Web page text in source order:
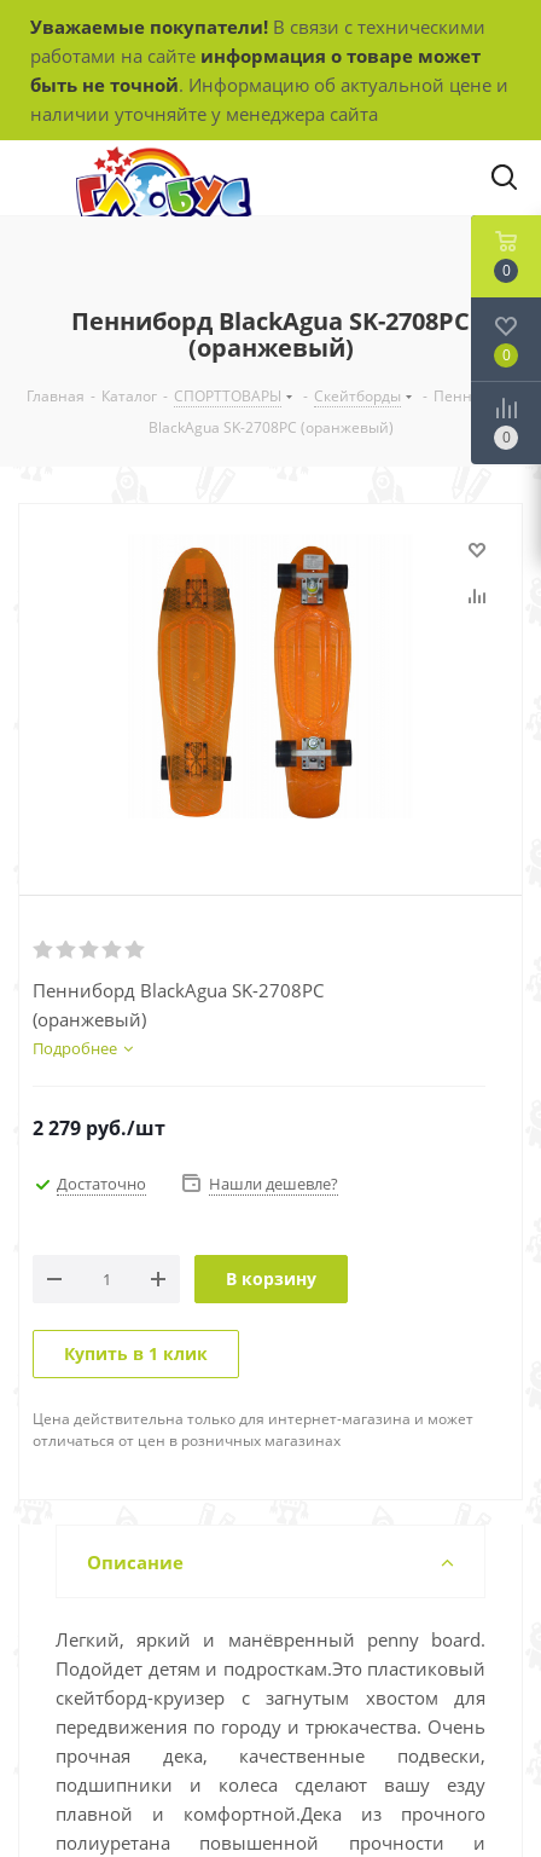
Уважаемые покупатели! В связи с техническими
работами на сайте информация о товаре может
быть не точной. Информацию об актуальной цене и
наличии уточняйте у менеджера сайта
Пенниборд BlackAgua SK-2708РС
(оранжевый)
Главная - Каталог - СПОРТТОВАРЫ - Скейтборды - Пенниборд
BlackAgua SK-2708РС (оранжевый)
Пенниборд BlackAgua SK-2708РС
Подробнее
2 279 руб./шт
Достаточно Нашли дешевле?
В корзину
Купить в 1 клик
Цена действительна только для интернет-магазина и может
отличаться от цен в розничных магазинах
Описание
Легкий, яркий и манёвренный penny board.
Подойдет детям и подросткам.Это пластиковый
скейтборд-круизер с загнутым хвостом для
передвижения по городу и трюкачества. Очень
прочная дека, качественные подвески,
подшипники и колеса сделают вашу езду
плавной и комфортной.Дека из прочного
полиуретана повышенной прочности и
0
0
0